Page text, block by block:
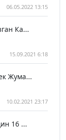
06.05.2022 13:15
Ка...
15.09.2021 6:18
Жума...
10.02.2021 23:17
16 ...